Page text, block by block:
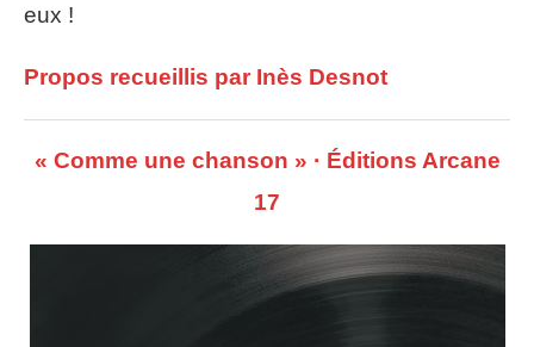
eux !
Propos recueillis par Inès Desnot
« Comme une chanson » · Éditions Arcane
17